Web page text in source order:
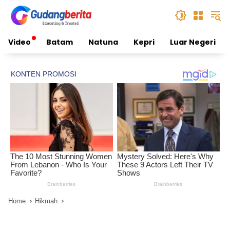
content
Video Batam Natuna Kepri Luar Negeri
Home Hikmah